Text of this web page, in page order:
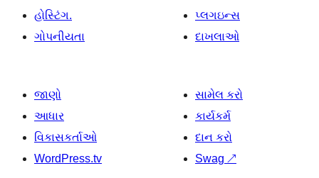
હોસ્ટિંગ.
ગોપનીયતા
પ્લગઇન્સ
દાખલાઓ
જાણો
આધાર
વિકાસકર્તાઓ
WordPress.tv
સામેલ કરો
કાર્યકર્મ
દાન કરો
Swag ↗